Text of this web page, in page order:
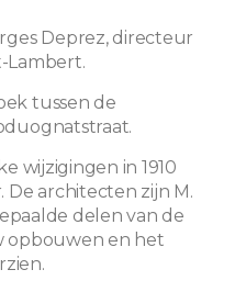
Deprez, directeur
Lambert.
tussen de
wijzigingen in 1910
De architecten zijn M.
delen van de
opbouwen en het